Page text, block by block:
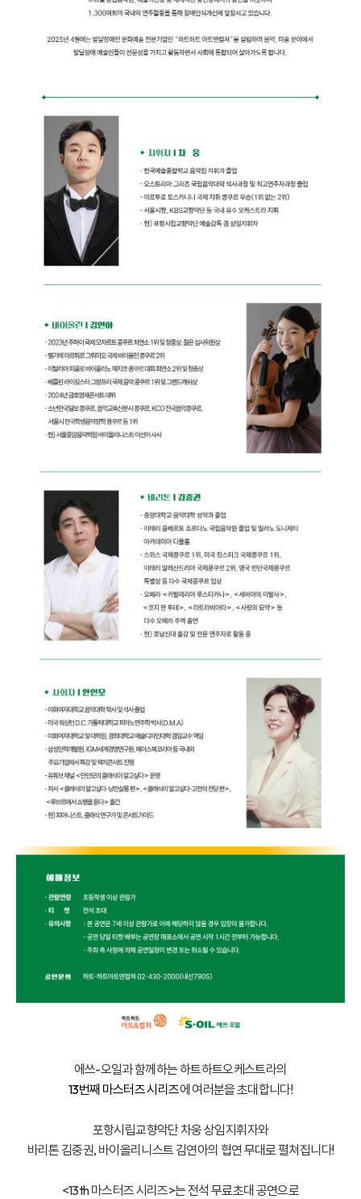
에쓰-오일과 함께하는 하트하트오케스트라의
13번째 마스터즈 시리즈에 여러분을 초대합니다!
포항시립교향악단 차웅 상임지휘자와
바리톤 김중권, 바이올리니스트 김연아의 협연 무대로 펼쳐집니다!
<13th 마스터즈 시리즈>는 전석 무료초대 공연으로